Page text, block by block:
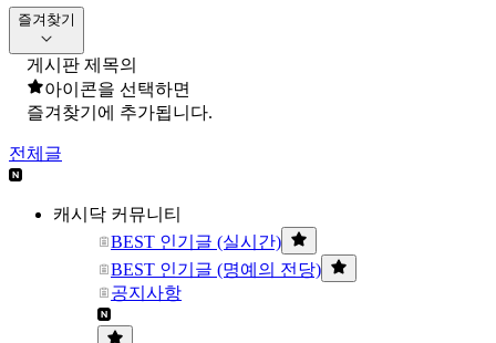
즐겨찾기
게시판 제목의
아이콘을 선택하면
즐겨찾기에 추가됩니다.
전체글
캐시닥 커뮤니티
BEST 인기글 (실시간)
BEST 인기글 (명예의 전당)
공지사항